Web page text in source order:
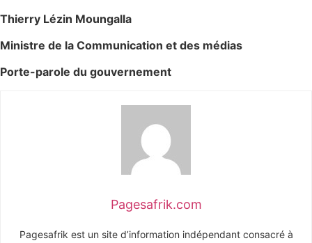
Thierry Lézin Moungalla
Ministre de la Communication et des médias
Porte-parole du gouvernement
Pagesafrik.com
Pagesafrik est un site d’information indépendant consacré à